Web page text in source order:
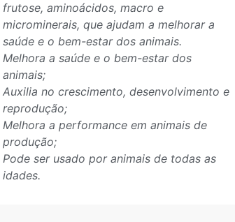
frutose, aminoácidos, macro e
microminerais, que ajudam a melhorar a
saúde e o bem-estar dos animais.
Melhora a saúde e o bem-estar dos
animais;
Auxilia no crescimento, desenvolvimento e
reprodução;
Melhora a performance em animais de
produção;
Pode ser usado por animais de todas as
idades.